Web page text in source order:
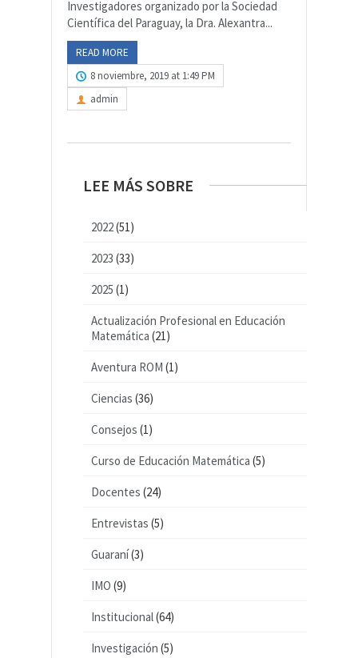
Investigadores organizado por la Sociedad
Científica del Paraguay, la Dra. Alexantra...
READ MORE
8 noviembre, 2019 at 1:49 PM
admin
LEE MÁS SOBRE
2022(51)
2023 (33)
2025 (1)
Actualización Profesional en Educación
Matemática (21)
Aventura ROM (1)
Ciencias (36)
Consejos (1)
Curso de Educación Matemática (5)
Docentes (24)
Entrevistas (5)
Guaraní(3)
IMO (9)
Institucional(64)
Investigación (5)